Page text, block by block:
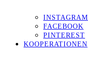
INSTAGRAM
FACEBOOK
PINTEREST
KOOPERATIONEN